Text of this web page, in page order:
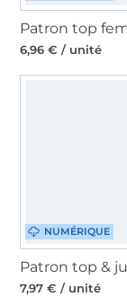
6,96 € / unité
NUMÉRIQUE
7,97 € / unité